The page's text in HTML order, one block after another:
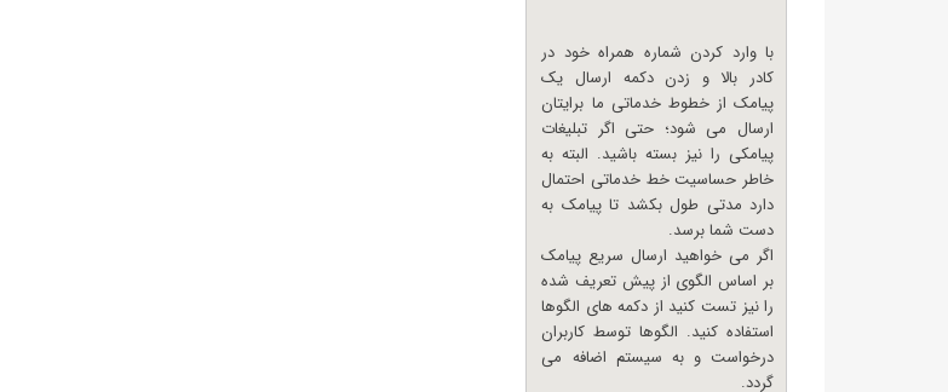
با وارد کردن شماره همراه خود در
کادر بالا و زدن دکمه ارسال یک
پیامک از خطوط خدماتی ما برایتان
ارسال می شود؛ حتی اگر تبلیغات
پیامکی را نیز بسته باشید. البته به
خاطر حساسیت خط خدماتی احتمال
دارد مدتی طول بکشد تا پیامک به
دست شما برسد.
اگر می خواهید ارسال سریع پیامک
بر اساس الگوی از پیش تعریف شده
را نیز تست کنید از دکمه های الگوها
استفاده کنید. الگوها توسط کاربران
درخواست و به سیستم اضافه می
گردد.